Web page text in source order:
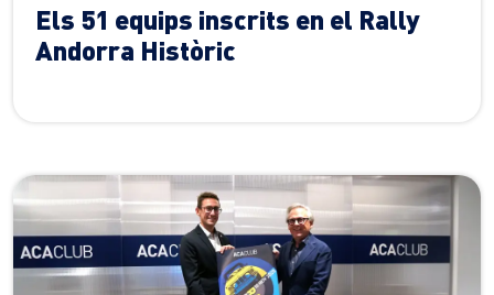
Els 51 equips inscrits en el Rally
Andorra Històric